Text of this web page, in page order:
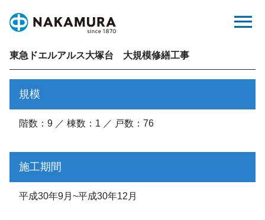
content
menu
東急ドエルアルス大塚台 大規模修繕工事
規模
階数：9 ／ 棟数：1 ／ 戸数：76
施工期間
平成30年9月~平成30年12月